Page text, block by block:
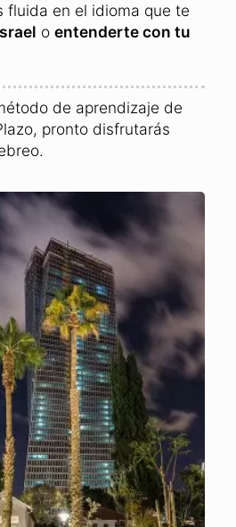
no solo aprendes un
usar en vacaciones,
un entendimiento y una
en el idioma que te
oentenderte con tu
de aprendizaje de
pronto disfrutarás